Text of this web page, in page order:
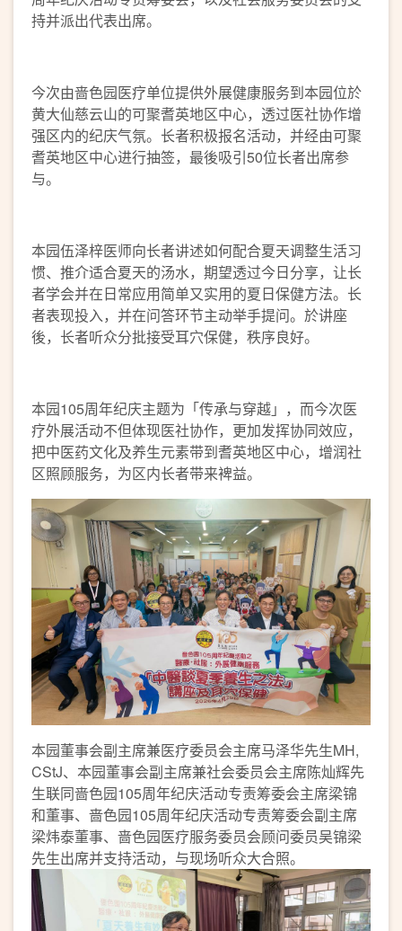
持并派出代表出席。
今次由啬色园医疗单位提供外展健康服务到本园位於
黄大仙慈云山的可聚耆英地区中心，透过医社协作增
强区内的纪庆气氛。长者积极报名活动，并经由可聚
耆英地区中心进行抽签，最後吸引50位长者出席参
与。
本园伍泽梓医师向长者讲述如何配合夏天调整生活习
惯、推介适合夏天的汤水，期望透过今日分享，让长
者学会并在日常应用简单又实用的夏日保健方法。长
者表现投入，并在问答环节主动举手提问。於讲座
後，长者听众分批接受耳穴保健，秩序良好。
本园105周年纪庆主题为「传承与穿越」，而今次医
疗外展活动不但体现医社协作，更加发挥协同效应，
把中医药文化及养生元素带到耆英地区中心，增润社
区照顾服务，为区内长者带来裨益。
本园董事会副主席兼医疗委员会主席马泽华先生MH,
CStJ、本园董事会副主席兼社会委员会主席陈灿辉先
生联同啬色园105周年纪庆活动专责筹委会主席梁锦
和董事、啬色园105周年纪庆活动专责筹委会副主席
梁炜泰董事、啬色园医疗服务委员会顾问委员吴锦梁
先生出席并支持活动，与现场听众大合照。